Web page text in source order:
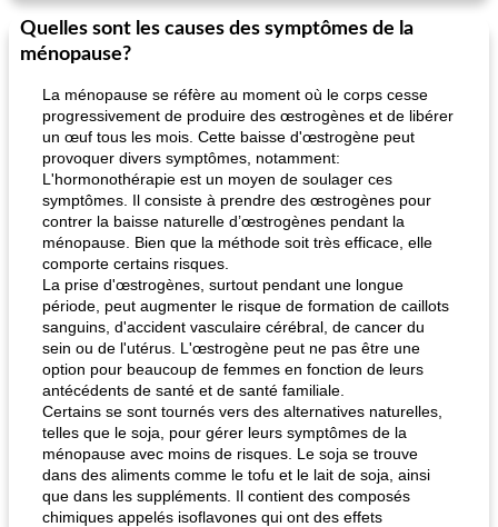
Quelles sont les causes des symptômes de la
ménopause?
La ménopause se réfère au moment où le corps cesse
progressivement de produire des œstrogènes et de libérer
un œuf tous les mois. Cette baisse d'œstrogène peut
provoquer divers symptômes, notamment:
L'hormonothérapie est un moyen de soulager ces
symptômes. Il consiste à prendre des œstrogènes pour
contrer la baisse naturelle d’œstrogènes pendant la
ménopause. Bien que la méthode soit très efficace, elle
comporte certains risques.
La prise d'œstrogènes, surtout pendant une longue
période, peut augmenter le risque de formation de caillots
sanguins, d'accident vasculaire cérébral, de cancer du
sein ou de l'utérus. L'œstrogène peut ne pas être une
option pour beaucoup de femmes en fonction de leurs
antécédents de santé et de santé familiale.
Certains se sont tournés vers des alternatives naturelles,
telles que le soja, pour gérer leurs symptômes de la
ménopause avec moins de risques. Le soja se trouve
dans des aliments comme le tofu et le lait de soja, ainsi
que dans les suppléments. Il contient des composés
chimiques appelés isoflavones qui ont des effets